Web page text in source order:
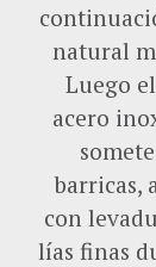
natural
Luego
acero
barricas,
con
lías finas